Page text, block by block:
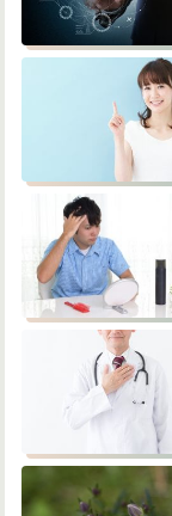
AGA
つむじハ
円形脱毛
対策・アイ
かつら・ヴ